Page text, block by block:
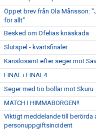
Öppet brev från Ola Månsson:
för allt"
Besked om Ofelias knäskada
Slutspel - kvartsfinaler
Känslosamt efter seger mot
FINAL i FINAL4
Seger med tio bollar mot Skuru
MATCH I HIMMABORGEN!!
Viktigt meddelande till berörda
personuppgiftsincident